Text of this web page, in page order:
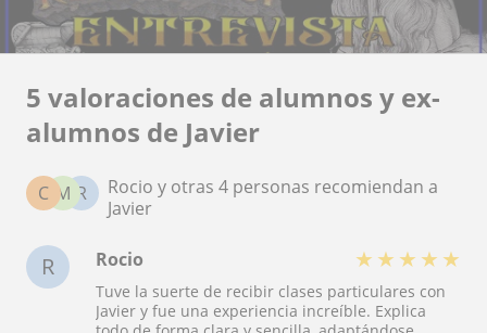
5 valoraciones de alumnos y ex-
alumnos de Javier
R
M
C
Rocio y otras 4 personas recomiendan a
Javier
R Rocio ★ ★ ★ ★ ★
Tuve la suerte de recibir clases particulares con
Javier y fue una experiencia increíble. Explica